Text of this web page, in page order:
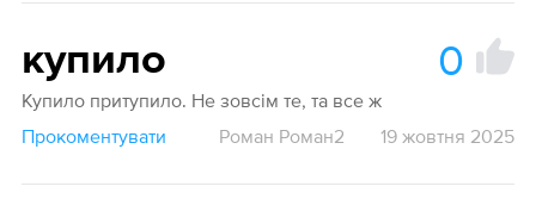
купило 0
Купило притупило. Не зовсім те, та все ж
Прокоментувати
Роман Роман2 19 жовтня 2025